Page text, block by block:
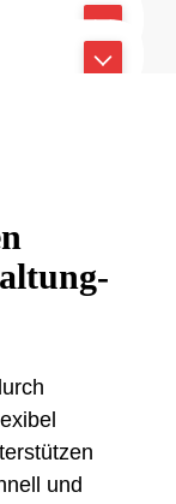
–
können
immer im
und